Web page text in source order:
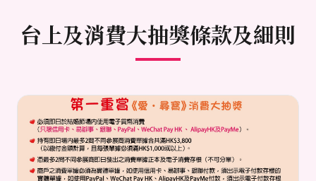
台上及消費大抽獎條款及細則